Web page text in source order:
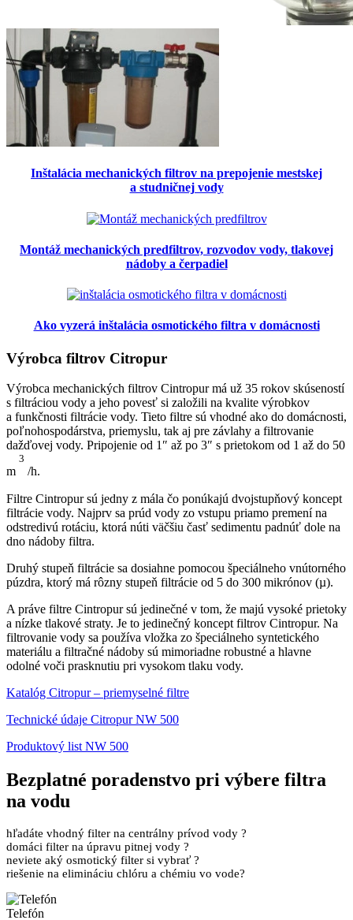
Inštalácia mechanických filtrov na prepojenie mestskej
a studničnej vody
Montáž mechanických predfiltrov, rozvodov vody, tlakovej
nádoby a čerpadiel
Ako vyzerá inštalácia osmotického filtra v domácnosti
Výrobca filtrov Citropur
Výrobca mechanických filtrov Cintropur má už 35 rokov skúseností
s filtráciou vody a jeho povesť si založili na kvalite výrobkov
a funkčnosti filtrácie vody. Tieto filtre sú vhodné ako do domácnosti,
poľnohospodárstva, priemyslu, tak aj pre závlahy a filtrovanie
dažďovej vody. Pripojenie od 1″ až po 3″ s prietokom od 1 až do 50
m
3
/h.
Filtre Cintropur sú jedny z mála čo ponúkajú dvojstupňový koncept
filtrácie vody. Najprv sa prúd vody zo vstupu priamo premení na
odstredivú rotáciu, ktorá núti väčšiu časť sedimentu padnúť dole na
dno nádoby filtra.
Druhý stupeň filtrácie sa dosiahne pomocou špeciálneho vnútorného
púzdra, ktorý má rôzny stupeň filtrácie od 5 do 300 mikrónov (µ).
A práve filtre Cintropur sú jedinečné v tom, že majú vysoké prietoky
a nízke tlakové straty. Je to jedinečný koncept filtrov Cintropur. Na
filtrovanie vody sa používa vložka zo špeciálneho syntetického
materiálu a filtračné nádoby sú mimoriadne robustné a hlavne
odolné voči prasknutiu pri vysokom tlaku vody.
Katalóg Citropur – priemyselné filtre
Technické údaje Citropur NW 500
Produktový list NW 500
Bezplatné poradenstvo pri výbere filtra
na vodu
hľadáte vhodný filter na centrálny prívod vody ?
domáci filter na úpravu pitnej vody ?
neviete aký osmotický filter si vybrať ?
riešenie na elimináciu chlóru a chémiu vo vode?
Telefón